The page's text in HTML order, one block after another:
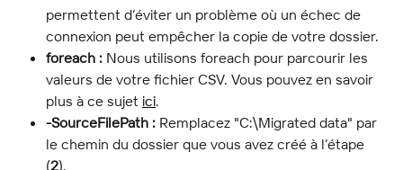
permettent d’éviter un problème où un échec de
connexion peut empêcher la copie de votre dossier.
foreach : Nous utilisons foreach pour parcourir les
valeurs de votre fichier CSV. Vous pouvez en savoir
plus à ce sujet ici.
-SourceFilePath : Remplacez "C:\Migrated data" par
le chemin du dossier que vous avez créé à l’étape
(2).